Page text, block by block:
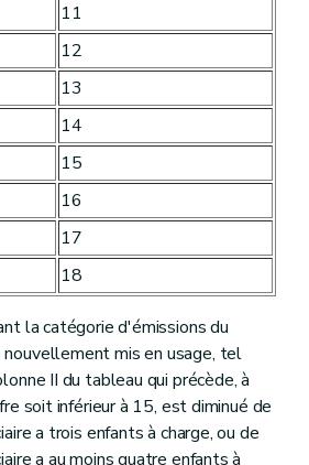
11
12
13
14
15
16
17
18
la catégorie d'émissions du
mis en usage, tel
II du tableau qui précède, à
soit inférieur à 15, est diminué de
a trois enfants à charge, ou de
a au moins quatre enfants à